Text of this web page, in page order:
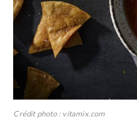
Crédit photo : vitamix.com